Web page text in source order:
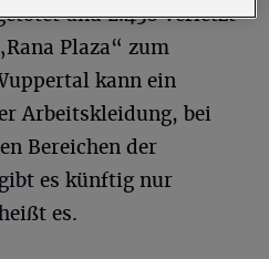
und 2.438 verletzt
Plaza“ zum
kann ein
Arbeitskleidung, bei
Bereichen der
es künftig nur
es.